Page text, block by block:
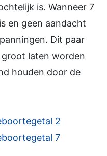
is. Wanneer 7
en geen aandacht
Dit paar
groot laten worden
houden door de
2
7